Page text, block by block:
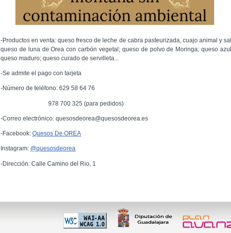
-Productos en venta: queso fresco de leche de cabra pasteurizada, cuajo animal y
queso de luna de Orea con carbón vegetal; queso de polvo de Moringa; queso
queso maduro; queso curado de servilleta...
-Se admite el pago con tarjeta
-Número de teléfono: 629 58 64 76
978 700 325 (para pedidos)
-Correo electrónico: quesosdeorea@quesosdeorea.es
-Facebook: Quesos De OREA
Instagram: @quesosdeorea
-Dirección: Calle Camino del Rio, 1